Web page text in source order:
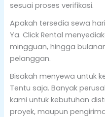
sesuai proses verifikasi.
Apakah tersedia sewa
Ya. Click Rental
mingguan, hingga
pelanggan.
Bisakah menyewa untuk
Tentu saja. Banyak
kami untuk kebutuhan
proyek, maupun